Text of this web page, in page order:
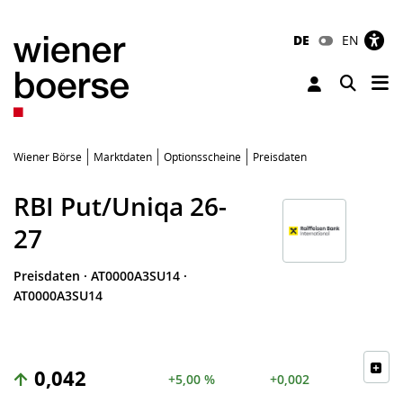
DE EN
Toggle
Wiener Börse Marktdaten Optionsscheine Preisdaten
RBI Put/Uniqa 26-
27
Preisdaten · AT0000A3SU14 ·
AT0000A3SU14
0,042 +5,00 % +0,002